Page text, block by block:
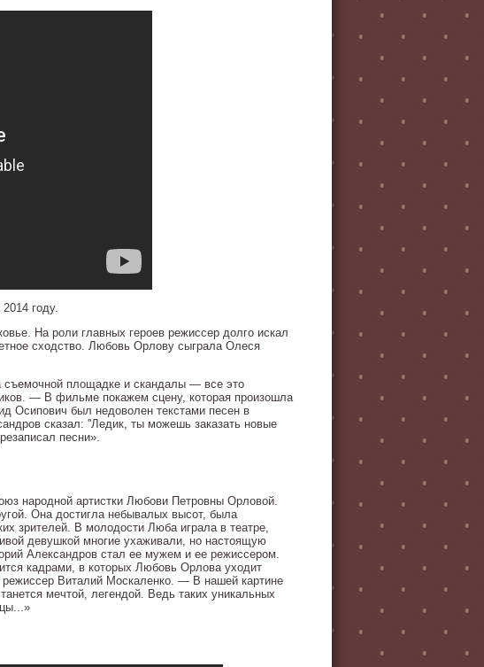
году.
На роли главных героев режиссер долго искал
сходство. Любовь Орлову сыграла Олеся
площадке и скандалы — все это
— В фильме покажем сцену, которая произошла
Осипович был недоволен текстами песен в
сказал: ''Ледик, ты можешь заказать новые
песни».
народной артистки Любови Петровны Орловой.
Она достигла небывалых высот, была
зрителей. В молодости Люба играла в театре,
девушкой многие ухаживали, но настоящую
Александров стал ее мужем и ее режиссером.
кадрами, в которых Любовь Орлова уходит
Виталий Москаленко. — В нашей картине
мечтой, легендой. Ведь таких уникальных